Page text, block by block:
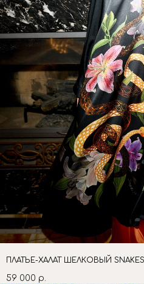
ПЛАТЬЕ-ХАЛАТ ШЕЛКОВЫЙ SNAKES
59 000 р.